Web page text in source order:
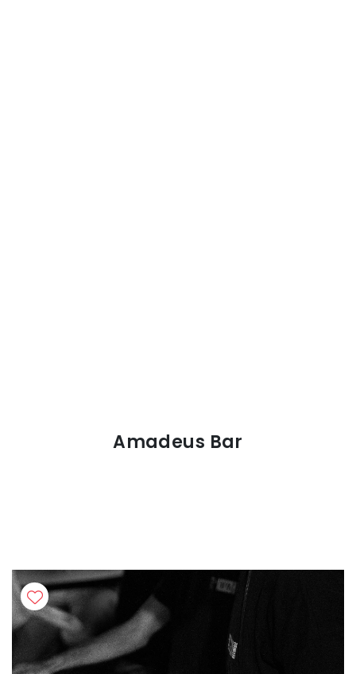
Amadeus Bar